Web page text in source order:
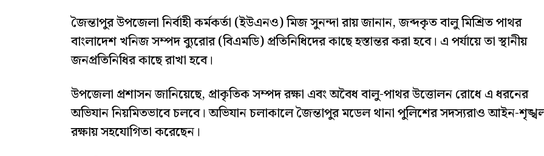
জৈন্তাপুর উপজেলা নির্বাহী কর্মকর্তা (ইউএনও) মিজ সুনন্দা রায় জানান, জব্দকৃত বালু মিশ্রিত পাথর
বাংলাদেশ খনিজ সম্পদ ব্যুরোর (বিএমডি) প্রতিনিধিদের কাছে হস্তান্তর করা হবে। এ পর্যায়ে তা স্থানীয়
জনপ্রতিনিধির কাছে রাখা হবে।
উপজেলা প্রশাসন জানিয়েছে, প্রাকৃতিক সম্পদ রক্ষা এবং অবৈধ বালু-পাথর উত্তোলন রোধে এ ধরনের
অভিযান নিয়মিতভাবে চলবে। অভিযান চলাকালে জৈন্তাপুর মডেল থানা পুলিশের সদস্যরাও আইন-
রক্ষায় সহযোগিতা করেছেন।